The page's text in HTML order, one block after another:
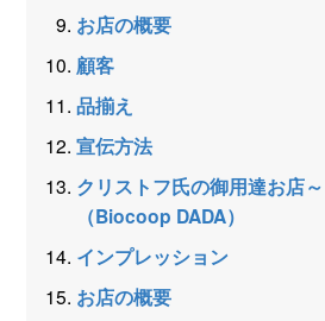
お店の概要
顧客
品揃え
宣伝方法
クリストフ氏の御用達お店
（Biocoop DADA）
インプレッション
お店の概要